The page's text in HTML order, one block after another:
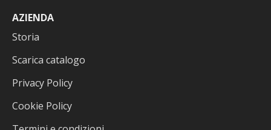
AZIENDA
Storia
Scarica catalogo
Privacy Policy
Cookie Policy